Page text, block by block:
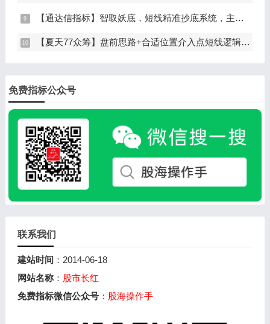
【通达信指标】智取妖底，短线精准抄底系统，主做未来上涨大波段
【夏天77众筹】盘前思路+合适位置介入点短线逻辑分享
免费指标公众号
联系我们
建站时间 ：2014-06-18
网站名称： 股市长红
免费指标微信公众号： 股海操作手